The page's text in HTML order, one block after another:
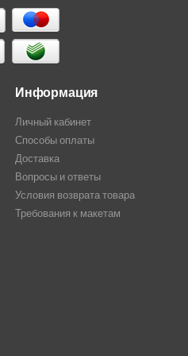
Информация
Личный кабинет
Способы оплаты
Доставка
Вопросы и ответы
Условия возврата товара
Требования к макетам